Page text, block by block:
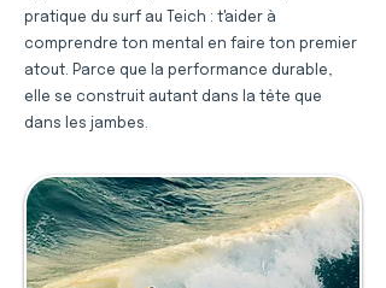
pratique du surf au Teich : t'aider à
comprendre ton mental en faire ton premier
atout. Parce que la performance durable,
elle se construit autant dans la tête que
dans les jambes.